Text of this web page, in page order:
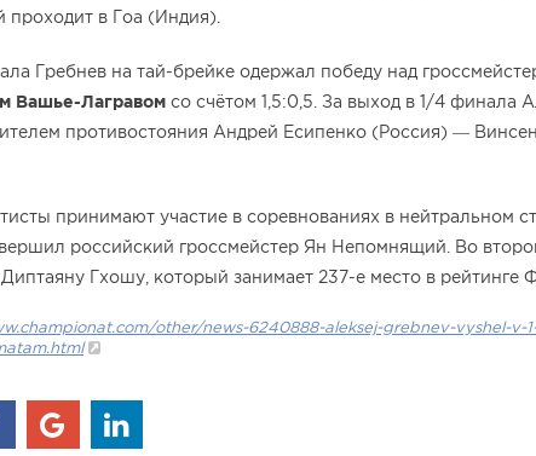
проходит в Гоа (Индия).
Гребнев на тай-брейке одержал победу над
Вашье-Лагравом со счётом 1,5:0,5. За выход в 1/4 финала
противостояния Андрей Есипенко (Россия) —
принимают участие в соревнованиях в нейтральном
российский гроссмейстер Ян Непомнящий. Во
Гхошу, который занимает 237-е место в рейтинге
other/news-6240888-aleksej-grebnev-vyshel-v-